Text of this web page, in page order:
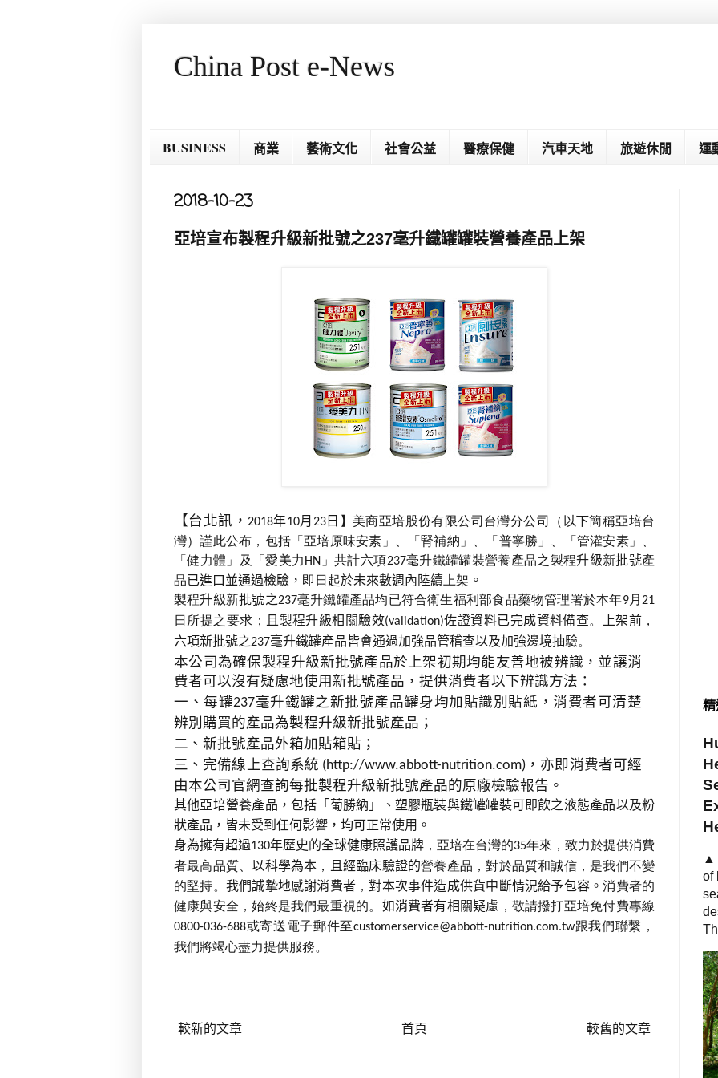
China Post e-News
BUSINESS 商業 藝術文化 社會公益 醫療保健 汽車天地 旅遊休閒 運
2018-10-23
亞培宣布製程升級新批號之237毫升鐵罐罐裝營養產品上架
【台北訊， 2018年10月 23日 】美商亞培股份有限公司台灣分公司（以下簡稱亞培台
灣）謹此公布 ， 包括「亞培原味安素」、「腎補納」、「普寧勝」、「管灌安素」、
「健力體」及「愛美力 HN 」共計六項237毫升鐵罐罐裝營養產品之製程升級新批號產
品已進口並通過檢驗， 即日起於未來數週內陸續 上架 。
製程升級新批號之237毫升鐵罐產品均已符合衛生福利部食品藥物管理署於本年9月 21
日所提之要求； 且製程升級相關驗效(validation)佐證資料已完成資料備查。 上架前 ，
六項新批號之237毫升鐵罐產品皆會通過加強品管稽查以及加強邊境抽驗。
本公司為確保製程升級新批號產品於上架初期均能友善地被辨識，並讓消
費者可以沒有疑慮地使用新批號產品，提供消費者以下辨識方法：
一、每罐237毫升鐵罐之 新批號產品罐身均加貼識別貼紙，消費者可清楚
辨別購買的產品為製程升級新批號產品；
二、新批號產品外箱加貼箱貼；
三、完備線上查詢系統 (http://www.abbott-nutrition.com) ，亦即消費者可經
由本公司官網查詢每批製程升級新批號產品的原廠檢驗報告。
其他亞培營養產品，包括「葡勝納」、塑膠瓶裝與鐵罐罐裝可即飲之液態產品以及粉
狀產品，皆未受到任何影響，均可正常使用。
身為擁有超過130年歷史的全球健康照護品牌 ，亞培在台灣的35年來，致力於提供消費
者最高品質、以科學為本 ， 且經臨床驗證的營養產品，對於品質和誠信，是我們不變
的堅持。 我們誠摯地感謝消費者 ，對本次事件造成供貨中斷情況給予包容。消費者的
健康與安全，始終是我們最重視的。 如消費者有相關疑慮 ，敬請撥打亞培免付費專線
0800-036-688或寄送電子郵件至customerservice@abbott-nutrition.com.tw跟我們聯繫，
我們將竭心盡力提供服務。
較新的文章 較舊的文章
首頁
精
▲
of